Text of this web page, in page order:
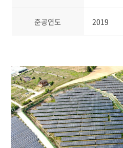
준공연도 2019